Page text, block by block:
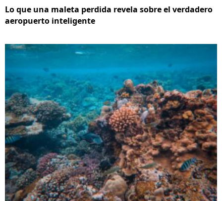
Lo que una maleta perdida revela sobre el verdadero
aeropuerto inteligente